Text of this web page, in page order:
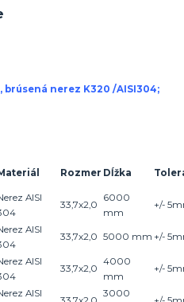
brúsená nerez K320 /AISI304;
Rozmer Dĺžka
AISI
33,7x2,0
6000
mm
+/-
AISI
33,7x2,0 5000 mm +/-
AISI
33,7x2,0
4000
mm
+/-
AISI
3000